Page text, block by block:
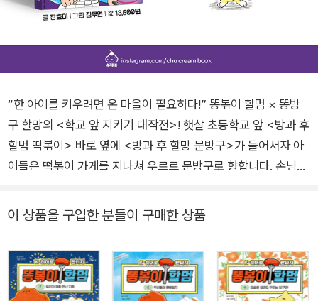
“한 아이를 키우려면 온 마을이 필요하다!” 똥볶이 할멈 × 똥방
구 할망의 <학교 앞 지키기 대작전>! 햇살 초등학교 앞 <방과 후
할멈 떡볶이> 바로 옆에 <방과 후 할망 문방구>가 들어서자 아
이들은 떡볶이 가게를 지나쳐 우르르 문방구로 향합니다. 손님이
래 문방구를 염탐하다 아이들의 표정과 행동에서 수상한 점을 발
아이들이 점점 안경 게임기에서 헤어나지 못하고 좀비처럼 변해
가자, 라이벌인 똥볶이 할멈과 똥방구 할망은 아이들을 위해 손을
맞잡기로 합니다. 두 사람은 과연 좀비 게임기의 정체를 밝혀내고
이 상품을 구입한 분들이 구매한 상품